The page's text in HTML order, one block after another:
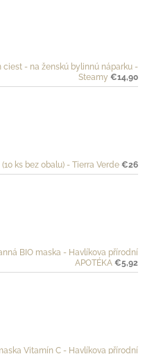
- na ženskú bylinnú náparku -
Steamy €14,90
ks bez obalu) - Tierra Verde €26
BIO maska - Havlíkova přírodní
APOTÉKA €5,92
Vitamín C - Havlíkova přírodní